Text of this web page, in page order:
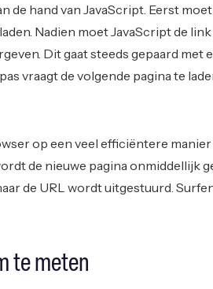
de hand van JavaScript. Eerst
Nadien moet JavaScript de
Dit gaat steeds gepaard met
vraagt de volgende pagina te
op een veel efficiëntere
de nieuwe pagina onmiddellijk
de URL wordt uitgestuurd.
te meten